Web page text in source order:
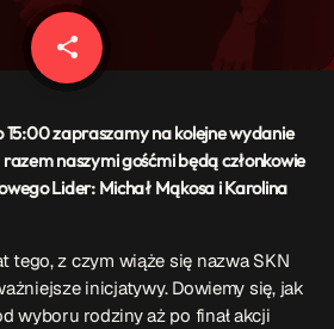
share
email
15:00 zapraszamy na kolejne wydanie
naszymi gośćmi będą członkowie
Lider: Michał Mąkosa i Karolina
tego, z czym wiąże się nazwa SKN
inicjatywy. Dowiemy się, jak
wyboru rodziny aż po finał akcji